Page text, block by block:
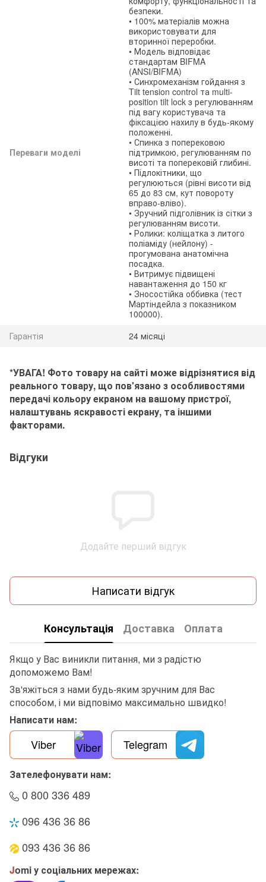
Переваги моделі
безпеки.
• 100% матеріалів можна
використовувати для
вторинної переробки.
• Модель відповідає
стандартам BIFMA
(ANSI/BIFMA)
• Синхромеханізм гойдання з
Tilt tension control та multi-
position tilt lock з регулюванням
під вагу користувача та
фіксацією нахилу в будь-якому
положенні.
• Спинка з поперековою
підтримкою, регулюванням по
висоті та поперековій глибині.
• Підлокітники, що
регулюються (рівні висоти від
65 до 83 см, кут повороту
вправо-вліво).
• Зручний підголівник із сітки з
регулюванням висоти.
• Ролики: коліщатка з литого
поліаміду (нейлону) -
прогумована анатомічна
посадка.
• Витримує підвищені
навантаження до 150 кг
• Зносостійка оббивка (тест
Мартіндейла з показником
100000).
Гарантія
24 місяці
*УВАГА! Фото товару на сайті може відрізнятися від
реального товару, що пов'язано з особливостями
передачі кольору екраном на вашому пристрої,
налаштувань яскравості екрану, та іншими
факторами.
Відгуки
Додайте перший відгук
Написати відгук
Консультація Доставка Оплата
Якщо у Вас виникли питання, ми з радістю
допоможемо Вам!
Зв'яжіться з нами будь-яким зручним для Вас
способом, і ми відповімо максимально швидко!
Написати нам:
Viber Telegram
Зателефонувати нам:
0 800 336 489
096 436 36 86
093 436 36 86
Jomi у соціальних мережах: